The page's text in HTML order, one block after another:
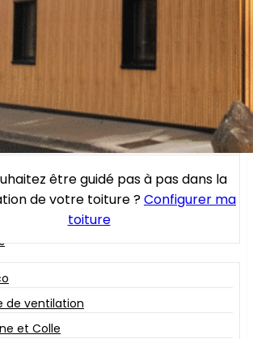
être guidé pas à pas dans la
de votre toiture ?Configurer ma
toiture
de ventilation
et Colle